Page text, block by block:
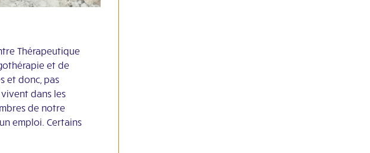
Thérapeutique
et de
et donc, pas
vivent dans les
de notre
emploi. Certains